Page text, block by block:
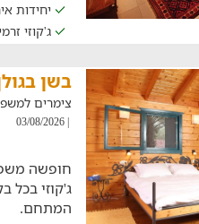
יחידות
ג'קוזי
בשן
צימרים
| 03/08/2026
ג'קוזי בכל
המתחם.